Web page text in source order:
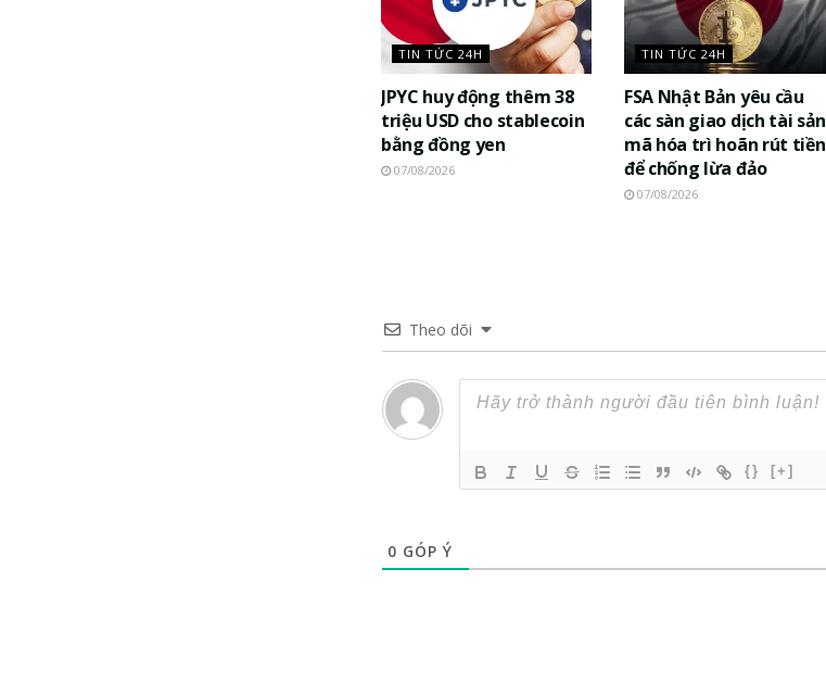
TIN TỨC 24H
JPYC huy động thêm 38
triệu USD cho stablecoin
bằng đồng yen
07/08/2026
TIN TỨC 24H
FSA Nhật Bản yêu cầu
các sàn giao dịch tài sản
mã hóa trì hoãn rút tiền
để chống lừa đảo
07/08/2026
Theo dõi
{} [+]
0 GÓP Ý